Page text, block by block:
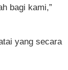
bagi kami,”
yang secara